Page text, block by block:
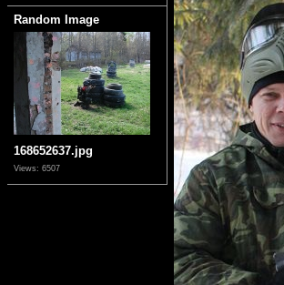
Random Image
168652637.jpg
Views: 6507